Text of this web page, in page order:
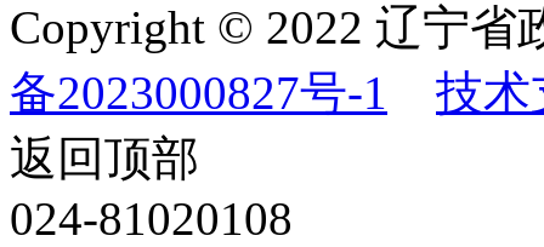
Copyright © 2022 辽宁
备2023000827号-1
技术
返回顶部
024-81020108